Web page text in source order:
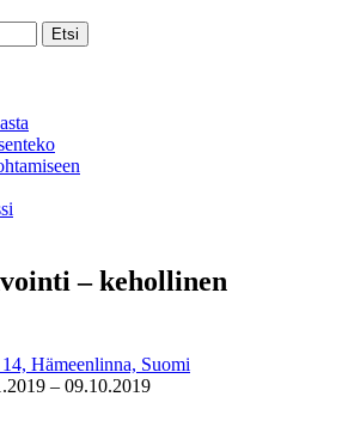
Etsi
– kehollinen
Hämeenlinna, Suomi
– 09.10.2019